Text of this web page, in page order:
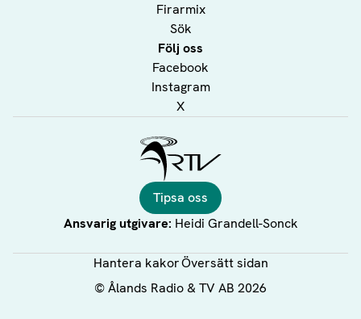
Firarmix
Sök
Följ oss
Facebook
Instagram
X
Tipsa oss
Ansvarig utgivare: Heidi Grandell-Sonck
Hantera kakorÖversätt sidan
©Ålands Radio & TV AB 2026